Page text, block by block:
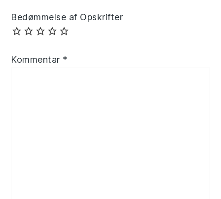
Bedømmelse af Opskrifter
Kommentar *